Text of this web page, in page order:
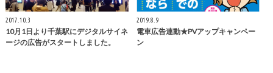
2017.10.3
10月1日より千葉駅にデジタルサイネ
ージの広告がスタートしました。
2019.8.9
電車広告連動★PVアップキャンペー
ン